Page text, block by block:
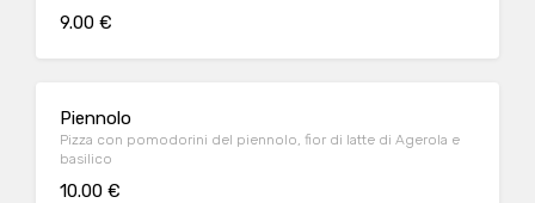
9.00 €
Piennolo
Pizza con pomodorini del piennolo, fior di latte di Agerola e
basilico
10.00 €